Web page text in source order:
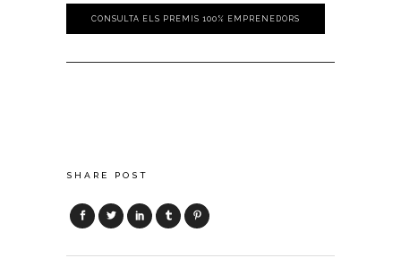
CONSULTA ELS PREMIS 100% EMPRENEDORS
SHARE POST